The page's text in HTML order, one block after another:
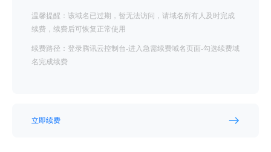
温馨提醒：该域名已过期，暂无法访问，请域名所有人及时完成
续费，续费后可恢复正常使用
续费路径：登录腾讯云控制台-进入急需续费域名页面-勾选续费域
名完成续费
立即续费